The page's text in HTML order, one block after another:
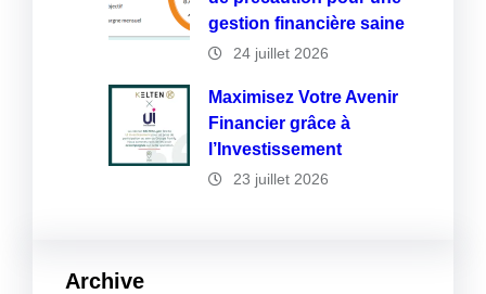
gestion financière saine
24 juillet 2026
Maximisez Votre Avenir
Financier grâce à
l’Investissement
23 juillet 2026
Archive